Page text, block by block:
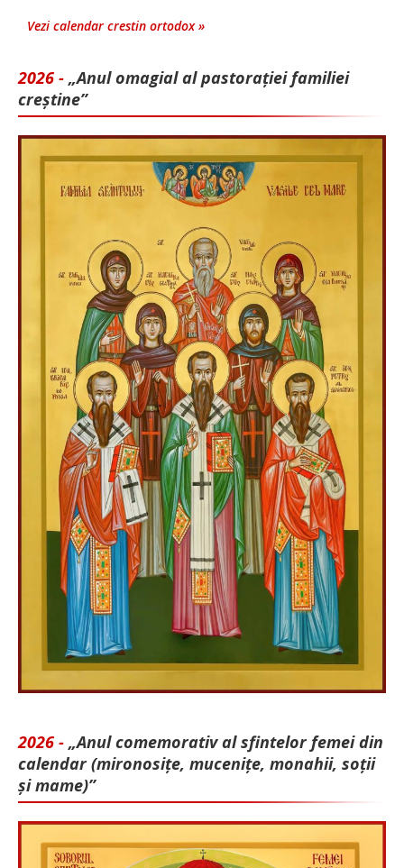
Vezi calendar crestin ortodox »
2026 - „Anul omagial al pastorației familiei
creștine”
2026 - „Anul comemorativ al sfintelor femei din
calendar (mironosițe, mu­cenițe, monahii, soții
și mame)”